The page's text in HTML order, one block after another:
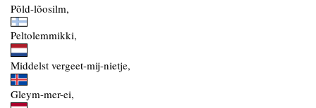
Põld-lõosilm,
Peltolemmikki,
Middelst vergeet-mij-nietje,
Gleym-mer-ei,